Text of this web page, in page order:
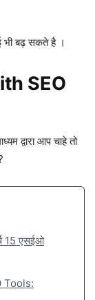
भी बढ़ सकते है ।
SEO
द्वारा आप चाहे तो
15 एसईओ
Tools: